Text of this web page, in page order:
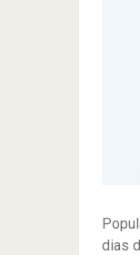
dias